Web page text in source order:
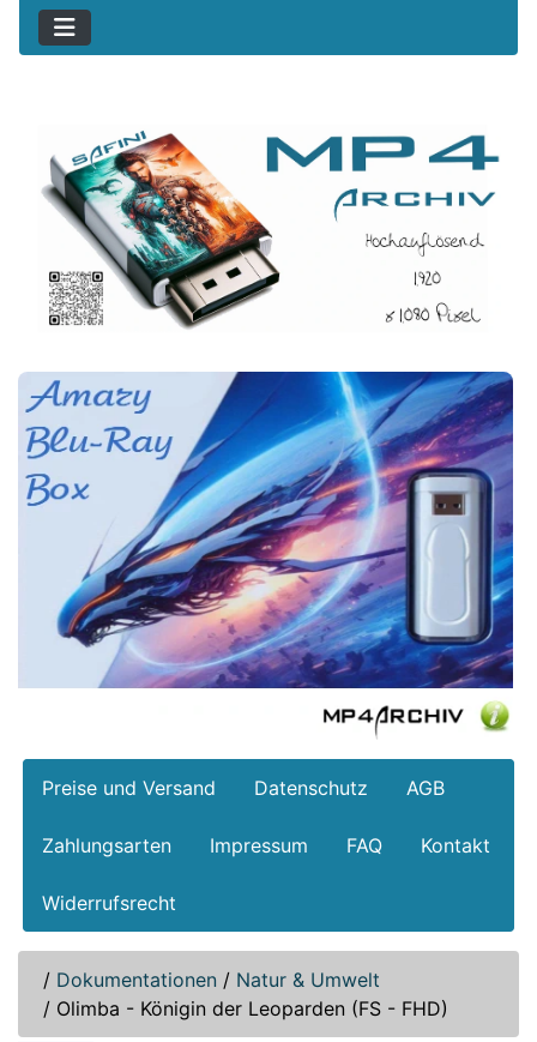
Preise und Versand Datenschutz AGB
Zahlungsarten Impressum FAQ Kontakt
Widerrufsrecht
/ Dokumentationen / Natur & Umwelt
/ Olimba - Königin der Leoparden (FS - FHD)